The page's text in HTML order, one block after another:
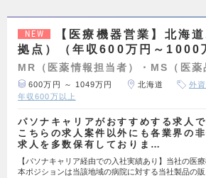
NEW
【医療機器営業】北海
拠点）（年収600万円～1000
MR（医薬情報担当者）・MS（医薬
600万円 ～ 1049万円 北海道 外
年収600万以上
パソナキャリアがおすすめする求人で
こちらの求人案件以外にも各業界の非
求人を多数保有しておりま…
【パソナキャリア経由での入社実績あり】当社の医
本ポジションは当該地域の病院に対する当社製品の販